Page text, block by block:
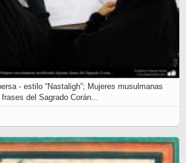
- estilo “Nastaligh”; Mujeres musulmanas
del Sagrado Corán...